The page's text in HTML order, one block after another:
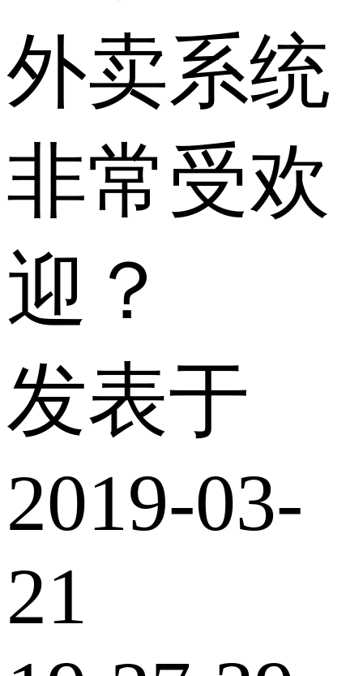
外卖系统
非常受欢
迎？
发表于
2019-03-
21